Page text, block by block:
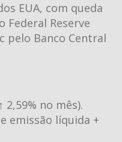
EUA, com queda
Federal Reserve
pelo Banco Central
2,59% no mês).
emissão líquida +